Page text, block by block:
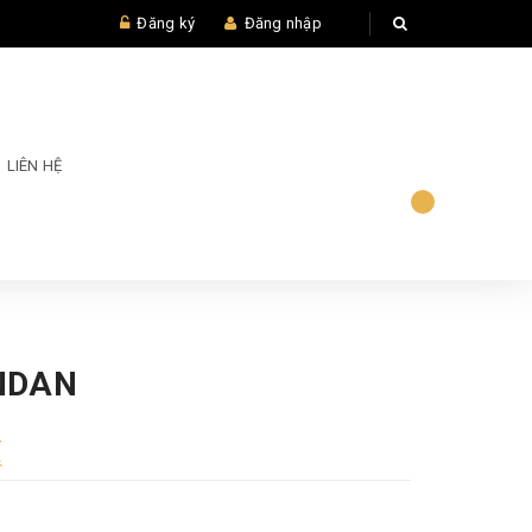
Đăng ký Đăng nhập
LIÊN HỆ